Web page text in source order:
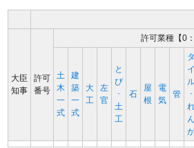
大臣
知事
許可
番号
許可業種【0
土
木
一
式
建
築
一
式
大
工
左
官
と
び
･
土
工
石
屋
根
電
気
管
タ
イ
･
ん